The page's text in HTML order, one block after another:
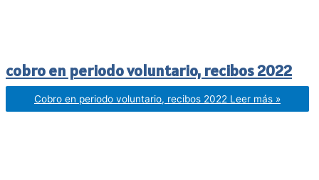
cobro en periodo voluntario, recibos 2022
Cobro en periodo voluntario, recibos 2022 Leer más »